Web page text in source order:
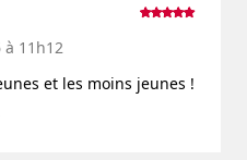
à 11h12
et les moins jeunes !